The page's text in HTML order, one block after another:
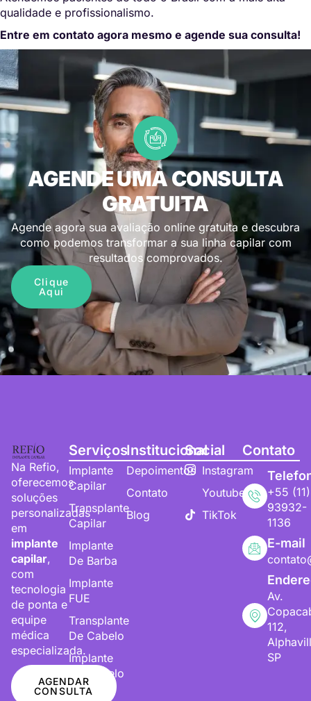
qualidade e profissionalismo.
Entre em contato agora mesmo e agende sua consulta!
AGENDE UMA CONSULTA
GRATUITA
Agende agora sua avaliação online gratuita e descubra
como podemos transformar a sua linha capilar com
resultados comprovados.
Clique
Aqui
Na Refio,
oferecemos
soluções
personalizadas
em
implante
capilar,
com
tecnologia
de ponta e
equipe
médica
especializada.
AGENDAR
CONSULTA
Serviços
Implante
Capilar
Transplante
Capilar
Implante
De Barba
Implante
FUE
Transplante
De Cabelo
Implante
De Cabelo
Institucional
Depoimentos
Contato
Blog
Social
Instagram
Youtube
TikTok
Contato
+55 (11)
93932-
1136
E-mail
Av.
112,
SP